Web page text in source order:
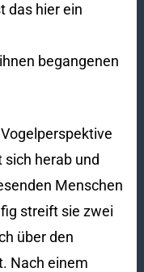
das hier ein
begangenen
sich herab und
Menschen
streift sie zwei
über den
Nach einem